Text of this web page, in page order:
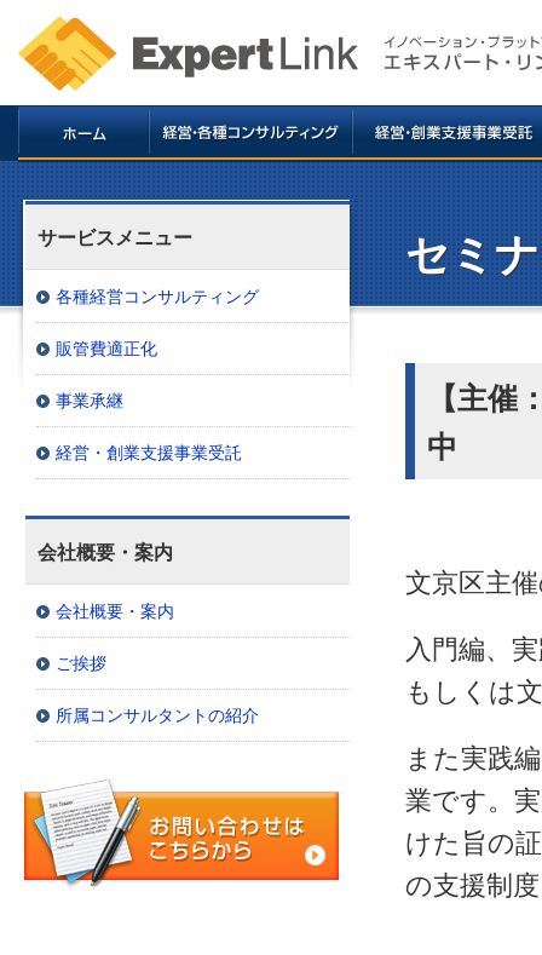
セミ
【主催
中
文京区主
入門編、
もしくは
また実践
業です。
けた旨の
の支援制
サービスメニュー
各種経営コンサルティング
販管費適正化
事業承継
経営・創業支援事業受託
会社概要・案内
会社概要・案内
ご挨拶
所属コンサルタントの紹介